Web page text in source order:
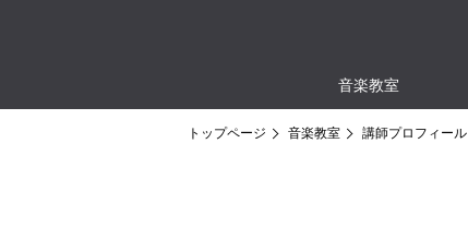
音楽教室
トップページ 音楽教室 講師プロフィール